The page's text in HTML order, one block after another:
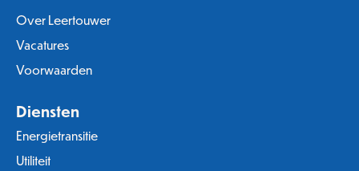
Over Leertouwer
Vacatures
Voorwaarden
Diensten
Energietransitie
Utiliteit